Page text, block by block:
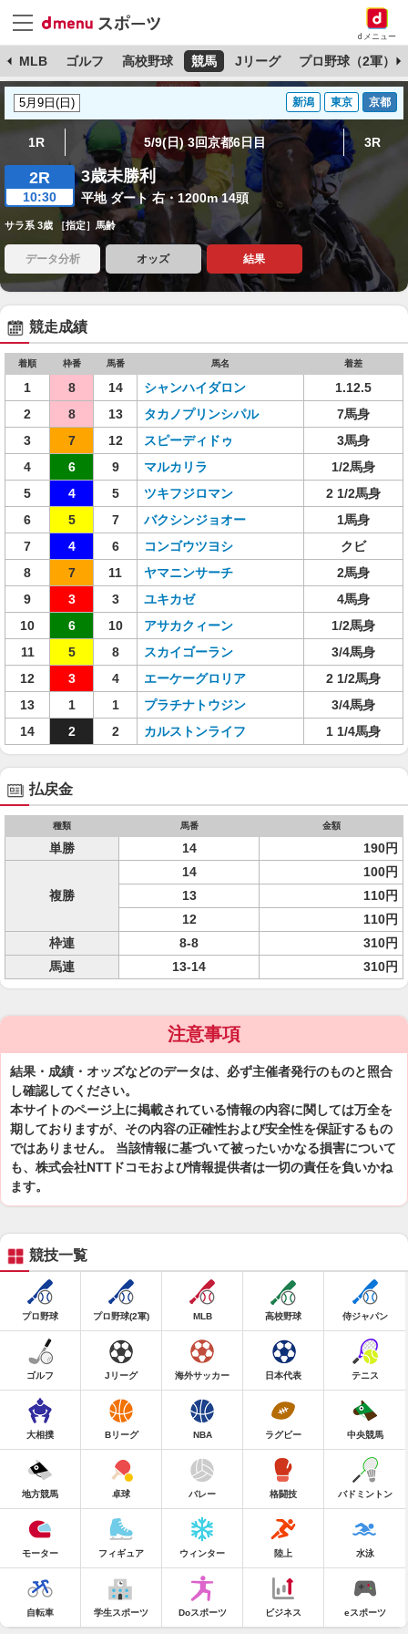
dメニュー
MLB ゴルフ 高校野球 競馬 Jリーグ プロ野球（2軍）
新潟 東京 京都
1R 5/9(日) 3回京都6日目 3R
2R
10:30
3歳未勝利
平地 ダート 右・1200m 14頭
サラ系 3歳 ［指定］馬齢
データ分析 オッズ 結果
競走成績
着順 枠番 馬番 馬名 着差
1 8 14 シャンハイダロン
1.12.5
2
8 13 タカノプリンシパル
7馬身
3
7 12 スピーディドゥ
3馬身
4
6 9 マルカリラ
1/2馬身
5
4 5 ツキフジロマン
2 1/2馬身
6
5 7 バクシンジョオー
1馬身
7
4 6 コンゴウツヨシ
クビ
8
7 11 ヤマニンサーチ
2馬身
9
3 3 ユキカゼ
4馬身
10
6 10 アサカクィーン
1/2馬身
11
5 8 スカイゴーラン
3/4馬身
12
3 4 エーケーグロリア
2 1/2馬身
13
1 1 プラチナトウジン
3/4馬身
14
2 2 カルストンライフ 1 1/4馬身
払戻金
種類 馬番 金額
単勝 14 190円
複勝
14
100円
13
110円
12
110円
枠連
8-8
310円
馬連
13-14 310円
注意事項
結果・成績・オッズなどのデータは、必ず主催者発行のものと照合
し確認してください。
本サイトのページ上に掲載されている情報の内容に関しては万全を
期しておりますが、その内容の正確性および安全性を保証するもの
ではありません。 当該情報に基づいて被ったいかなる損害について
も、株式会社NTTドコモおよび情報提供者は一切の責任を負いかね
ます。
競技一覧
プロ野球 プロ野球(2軍) MLB 高校野球 侍ジャパン
ゴルフ Jリーグ 海外サッカー 日本代表 テニス
大相撲 Bリーグ NBA ラグビー 中央競馬
地方競馬 卓球 バレー 格闘技 バドミントン
モーター フィギュア ウィンター 陸上 水泳
自転車 学生スポーツ Doスポーツ ビジネス eスポーツ